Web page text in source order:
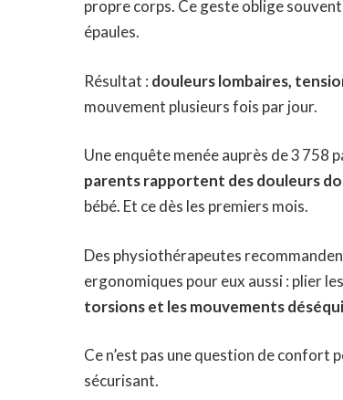
propre corps. Ce geste oblige
épaules.
Résultat : douleurs lombaires,
mouvement plusieurs fois par jour.
Une enquête menée auprès de 3 758
parents rapportent des douleurs
bébé. Et ce dès les premiers mois.
Des physiothérapeutes
ergonomiques pour eux aussi : plier
torsions et les mouvements
Ce n’est pas une question de confort
sécurisant.